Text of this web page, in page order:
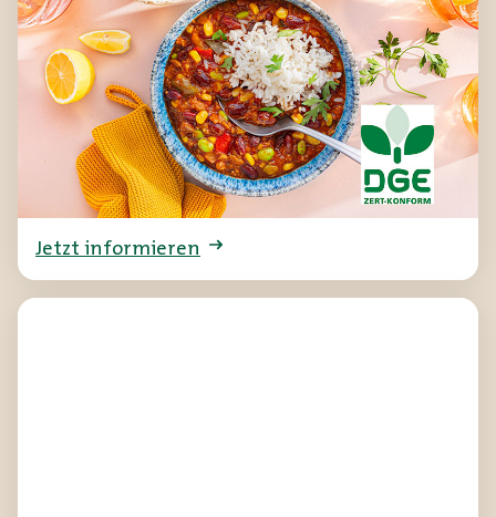
DGE-Zertifizierung
apetito bietet zahlreiche
Speisekomponenten, die durch die Deutsche
Gesellschaft für Ernährung e. V. (DGE) mit
dem Logo „DGE ZERT-KONFORM“
ausgezeichnet wurden.
Jetzt informieren